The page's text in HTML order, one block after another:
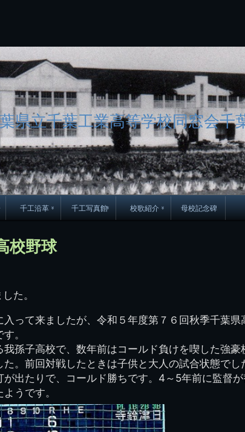
ツ
へ
ス
キ
プ
県立千葉工業高等学校同窓会千
千工沿革
生実移転の歴史
鉄道連隊
千工写真館
60周年
70周年
80周年の本校
昭和18年卒業アル
バム
津田沼最後の体育祭
生実移転
生実移転落成式典
生実初期の行事
校歌紹介
生実校
第一応
第二応援
第三応
母校記念碑
校野球
た。
って来ましたが、令和５年度第７６回秋季千葉県
。
孫子高校で、数年前はコールド負けを喫した強豪
。前回対戦したときは子供と大人の試合状態でし
出たりで、コールド勝ちです。4～5年前に監督
うです。